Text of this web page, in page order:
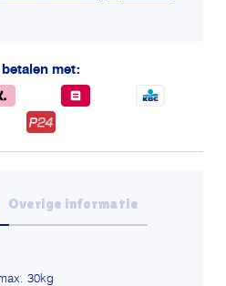
met:
Overige informatie
30kg